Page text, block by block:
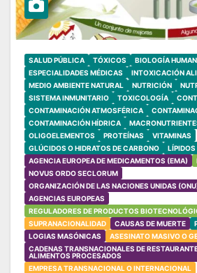
SALUD PÚBLICA TÓXICOS
BIOLOGÍA
ESPECIALIDADES MÉDICAS
INTOXICACIÓN
MEDIO AMBIENTE NATURAL
NUTRICIÓN
SISTEMA INMUNITARIO
TOXICOLOGÍA
CONTAMINACIÓN ATMOSFÉRICA
CONTAMINACIÓN HÍDRICA
OLIGOELEMENTOS
PROTEÍNAS
VITAMINAS
GLÚCIDOS O HIDRATOS DE CARBONO
LÍPIDOS
AGENCIA EUROPEA DE MEDICAMENTOS (EMA)
NOVUS ORDO SECLORUM
ORGANIZACIÓN DE LAS NACIONES UNIDAS
AGENCIAS EUROPEAS
REGULADORES DE PRODUCTOS
SUPRANACIONALIDAD
CAUSAS DE MUERTE
LOGIAS MASÓNICAS
ASESINATO MASIVO O
CADENAS TRANSNACIONALES DE
ALIMENTOS PROCESADOS
EMPRESA TRANSNACIONAL O INTERNACIONAL